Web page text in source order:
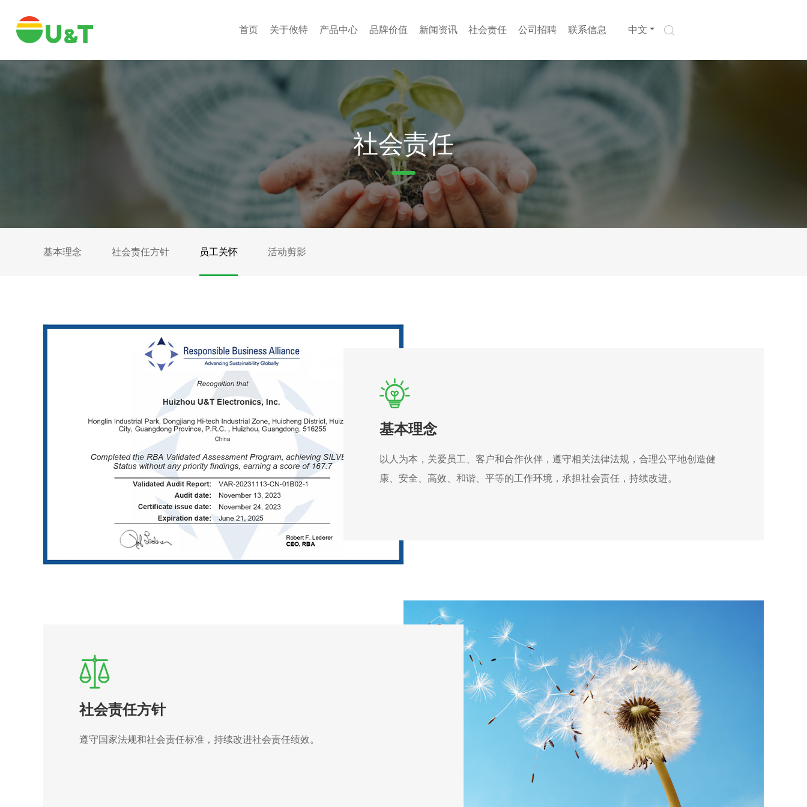
中文
首页 关于攸特 产品中心 品牌价值 新闻资讯 社会责任 公司招聘 联系信息
社会责任
基本理念 社会责任方针 员工关怀 活动剪影
基本理念
以人为本，关爱员工、客户和合作伙伴，遵守相关法律法规，合理公平地创造健
康、安全、高效、和谐、平等的工作环境，承担社会责任，持续改进。
社会责任方针
遵守国家法规和社会责任标准，持续改进社会责任绩效。